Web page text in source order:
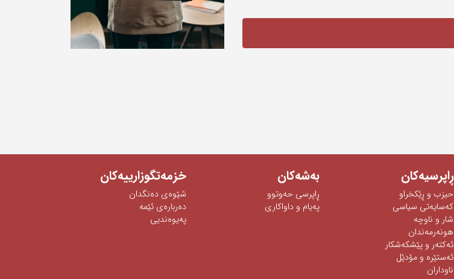
ڕاپرسیه‌كان
حیزب و ڕێکخراو
كەسایەتی سیاسی
شار و ناوچە
هونەرمەندان
ئه‌كته‌ر‌ و پێشكه‌شكار
ئه‌ستێره‌ و مۆدێل
ناوداران
به‌شه‌كان
ڕاپرسی‌ حه‌وتوو
په‌یام و داواكاری‌
خزمەتگوزارییەکان
شێوه‌ی‌ ده‌نگدان
دەربارەی ئێمە
پەیوەندیی